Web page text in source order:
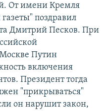
От имени Кремля
поздравил
Дмитрий Песков. При
Путин
включения
Президент тогда
"прикрываться"
он нарушит закон,